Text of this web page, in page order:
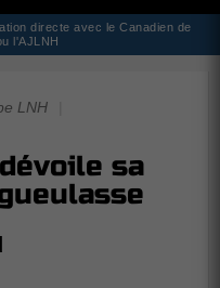
directe avec le Canadien de
l'AJLNH
LNH
sa